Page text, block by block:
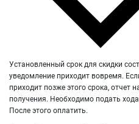
Установленный срок для скидки
уведомление приходит вовремя.
приходит позже этого срока, отчет
получения. Необходимо подать
После этого оплатить.